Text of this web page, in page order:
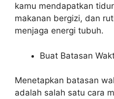
kamu mendapatkan
makanan bergizi, dan
menjaga energi tubuh.
Buat Batasan
Menetapkan batasan
adalah salah satu cara